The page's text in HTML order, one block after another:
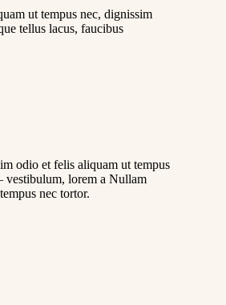
ut tempus nec, dignissim
tellus lacus, faucibus
odio et felis aliquam ut tempus
vestibulum, lorem a Nullam
nec tortor.